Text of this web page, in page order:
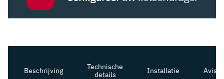
Beschrijving
Technische
details
Installatie Avis